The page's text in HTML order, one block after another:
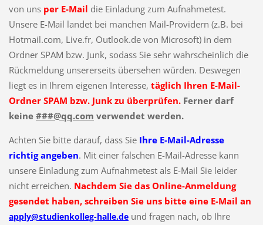
von uns per E-Mail die Einladung zum Aufnahmetest.
Unsere E-Mail landet bei manchen Mail-Providern (z.B. bei
Hotmail.com, Live.fr, Outlook.de von Microsoft) in dem
Ordner SPAM bzw. Junk, sodass Sie sehr wahrscheinlich die
Rückmeldung unsererseits übersehen würden. Deswegen
liegt es in Ihrem eigenen Interesse, täglich Ihren E-Mail-
Ordner SPAM bzw. Junk zu überprüfen. Ferner darf
keine ###@qq.com verwendet werden.
Achten Sie bitte darauf, dass Sie Ihre E-Mail-Adresse
richtig angeben. Mit einer falschen E-Mail-Adresse kann
unsere Einladung zum Aufnahmetest als E-Mail Sie leider
nicht erreichen. Nachdem Sie das Online-Anmeldung
gesendet haben, schreiben Sie uns bitte eine E-Mail an
apply@studienkolleg-halle.deund fragen nach, ob Ihre